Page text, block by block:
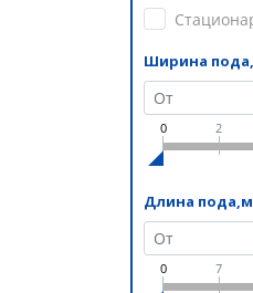
Ширина
0 2
Длина пода,м
0 7